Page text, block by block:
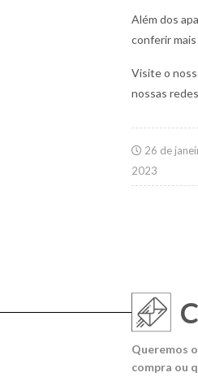
Além dos
conferir
Visite o
nossas
26 de
2023
Queremos
compra ou